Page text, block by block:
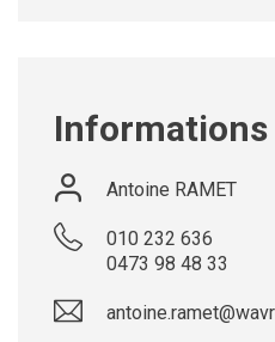
Antoine RAMET
010 232 636
0473 98 48 33